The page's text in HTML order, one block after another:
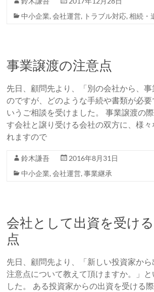
中小企業,会社運営, トラブル対応,相続・
事業譲渡の注意点
先日、顧問先より、「別の会社から、
のですが、どのような手続や書類が必
いうご相談を受けました。 事業譲渡の
す会社と譲り受ける会社の双方に、様
れますので
鈴木謙吾
2016年8月31日
中小企業,会社運営,事業継承
会社として出資を受け
点
先日、顧問先より、「新しい投資家か
注意点について教えて頂けますか。」と
した。 ある投資家からの出資を受ける